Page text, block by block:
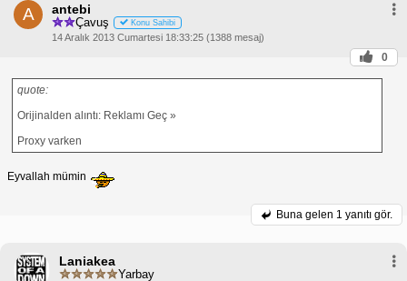
A antebi
Çavuş Konu Sahibi
14 Aralık 2013 Cumartesi 18:33:25 (1388 mesaj)
0
quote:
Orijinalden alıntı: Reklamı Geç »
Proxy varken
Eyvallah mümin
Buna gelen 1 yanıtı gör.
Laniakea
Yarbay